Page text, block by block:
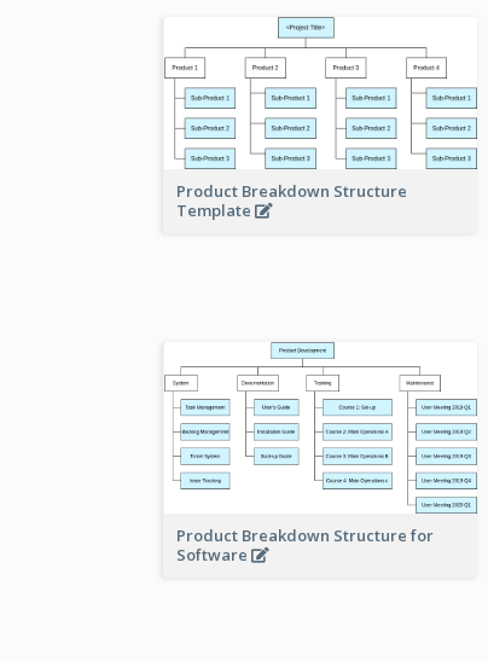
Product Breakdown Structure
Template
Product Breakdown Structure for
Software